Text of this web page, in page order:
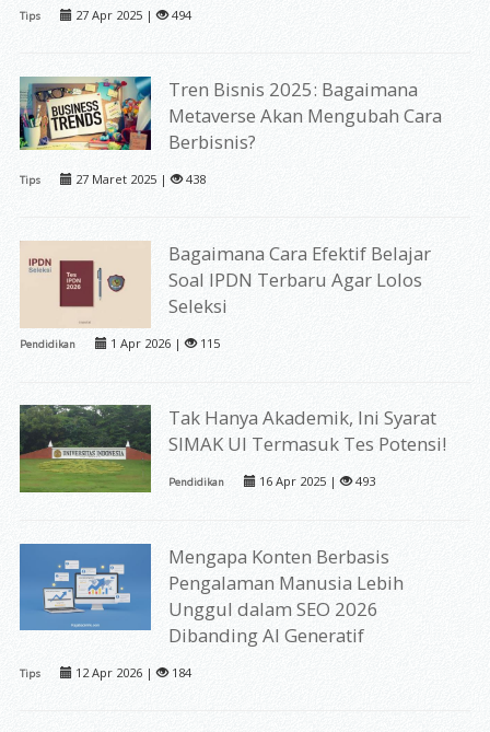
Tips 27 Apr 2025 | 494
Tren Bisnis 2025: Bagaimana
Metaverse Akan Mengubah Cara
Berbisnis?
Tips 27 Maret 2025 | 438
Bagaimana Cara Efektif Belajar
Soal IPDN Terbaru Agar Lolos
Seleksi
Pendidikan 1 Apr 2026 | 115
Tak Hanya Akademik, Ini Syarat
SIMAK UI Termasuk Tes Potensi!
Pendidikan 16 Apr 2025 | 493
Mengapa Konten Berbasis
Pengalaman Manusia Lebih
Unggul dalam SEO 2026
Dibanding AI Generatif
Tips 12 Apr 2026 | 184